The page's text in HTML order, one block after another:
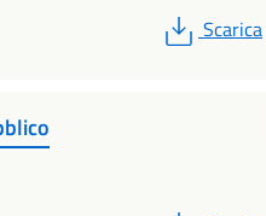
PDF
Scarica